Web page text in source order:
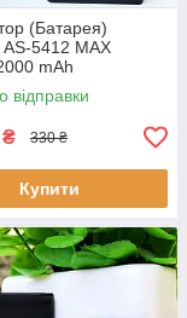
(Батарея)
5412 MAX
mAh
відправки
₴ 330 ₴
Купити